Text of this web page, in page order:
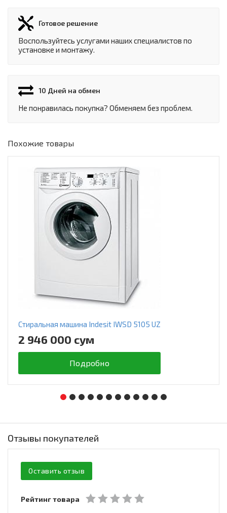
Готовое решение
Воспользуйтесь услугами наших специалистов по
установке и монтажу.
10 Дней на обмен
Не понравилась покупка? Обменяем без проблем.
Похожие товары
Стиральная машина Indesit IWSD 5105 UZ
2 946 000 сум
Подробно
Отзывы покупателей
Оставить отзыв
Рейтинг товара